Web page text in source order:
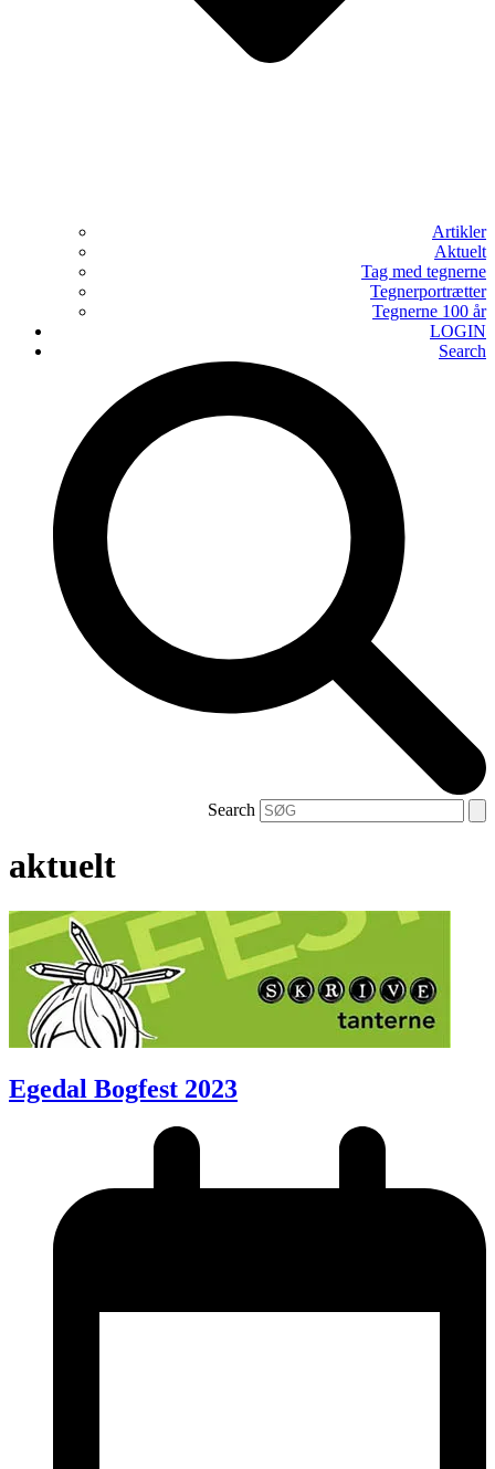
Artikler
Aktuelt
Tag med tegnerne
Tegnerportrætter
Tegnerne 100 år
LOGIN
Search
Search
aktuelt
Egedal Bogfest 2023